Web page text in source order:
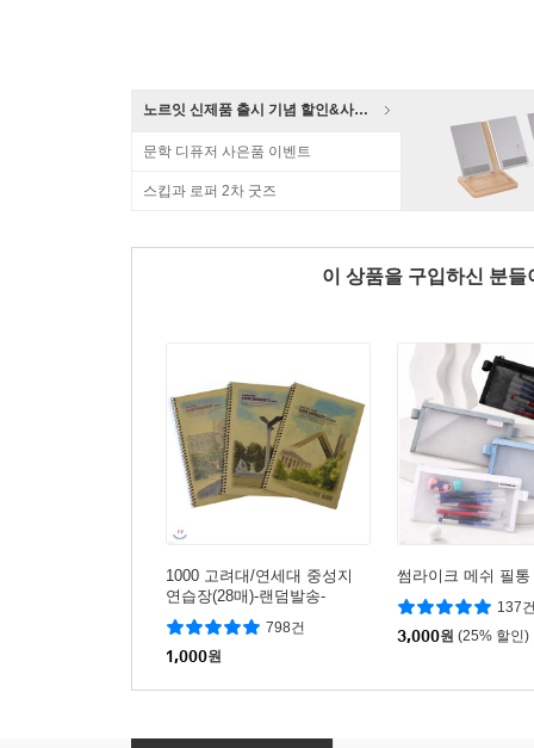
노르잇 신제품 출시 기념 할인&사은품 증정!
문학 디퓨저 사은품 이벤트
스킵과 로퍼 2차 굿즈
이 상품을 구입하신 분
1000 고려대/연세대 중성지
연습장(28매)-랜덤발송-
798건
1,000원
썸라이크 메쉬 필통
137
3,000원 (25% 할인)